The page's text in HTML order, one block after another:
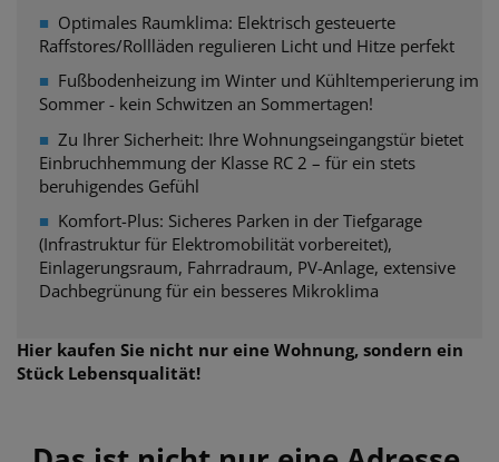
■ Optimales Raumklima: Elektrisch gesteuerte
Raffstores/Rollläden regulieren Licht und Hitze perfekt
■ Fußbodenheizung im Winter und Kühltemperierung im
Sommer - kein Schwitzen an Sommertagen!
■ Zu Ihrer Sicherheit: Ihre Wohnungseingangstür bietet
Einbruchhemmung der Klasse RC 2 – für ein stets
beruhigendes Gefühl
■ Komfort-Plus: Sicheres Parken in der Tiefgarage
(Infrastruktur für Elektromobilität vorbereitet),
Einlagerungsraum, Fahrradraum, PV-Anlage, extensive
Dachbegrünung für ein besseres Mikroklima
Hier kaufen Sie nicht nur eine Wohnung, sondern ein
Stück Lebensqualität!